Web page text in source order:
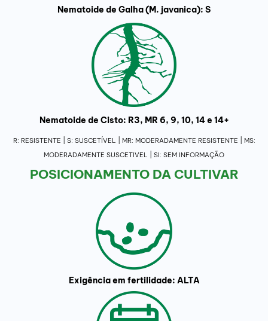
Nematoide de Galha (M. javanica): S
Nematoide de Cisto: R3, MR 6, 9, 10, 14 e 14+
R: RESISTENTE | S: SUSCETÍVEL | MR: MODERADAMENTE RESISTENTE | MS:
MODERADAMENTE SUSCETIVEL | SI: SEM INFORMAÇÃO
POSICIONAMENTO DA CULTIVAR
Exigência em fertilidade: ALTA